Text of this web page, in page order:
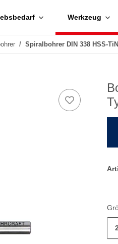
Werkzeug
Spiralbohrer DIN 338 HSS-